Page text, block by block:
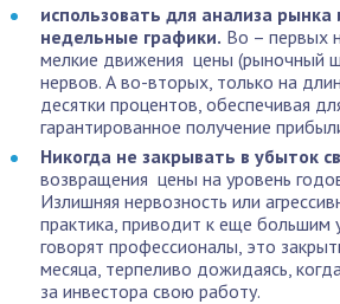
использовать для анализа
недельные графики. Во – первых
мелкие движения цены (рыночный
нервов. А во-вторых, только на
десятки процентов, обеспечивая
гарантированное получение
Никогда не закрывать в убыток
возвращения цены на уровень
Излишняя нервозность или
практика, приводит к еще большим
говорят профессионалы, это
месяца, терпеливо дожидаясь,
за инвестора свою работу.